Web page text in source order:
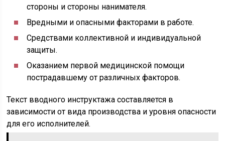
стороны и стороны нанимателя.
Вредными и опасными факторами в работе.
Средствами коллективной и индивидуальной
защиты.
Оказанием первой медицинской помощи
пострадавшему от различных факторов.
Текст вводного инструктажа составляется в
зависимости от вида производства и уровня опасности
для его исполнителей.